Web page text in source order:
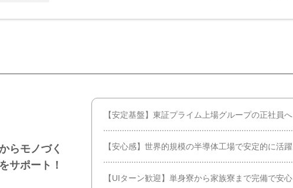
らモノづく
サポート！
【安定基盤】東証プライム上場グループの正社員へ
【安心感】世界的規模の半導体工場で安定的に活躍
【UIターン歓迎】単身寮から家族寮まで完備で安心